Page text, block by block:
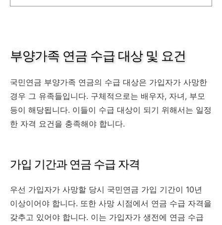
부양가족 연금 수급 대상 및 요건
국민연금 부양가족 연금의 수급 대상은 가입자가 사망한
경우 그 유족들입니다. 구체적으로는 배우자, 자녀, 부모
등이 해당됩니다. 이들이 수급 대상이 되기 위해서는 일정
한 자격 요건을 충족해야 합니다.
가입 기간과 연금 수급 자격
우선 가입자가 사망할 당시 국민연금 가입 기간이 10년
이상이어야 합니다. 또한 사망 시점에서 연금 수급 자격을
갖추고 있어야 합니다. 이는 가입자가 생전에 연금 수급